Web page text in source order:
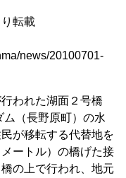
転載
news/20100701-
われた湖面２号橋
（長野原町）の水
が移転する代替地を
ートル）の橋げた接
の上で行われ、地元